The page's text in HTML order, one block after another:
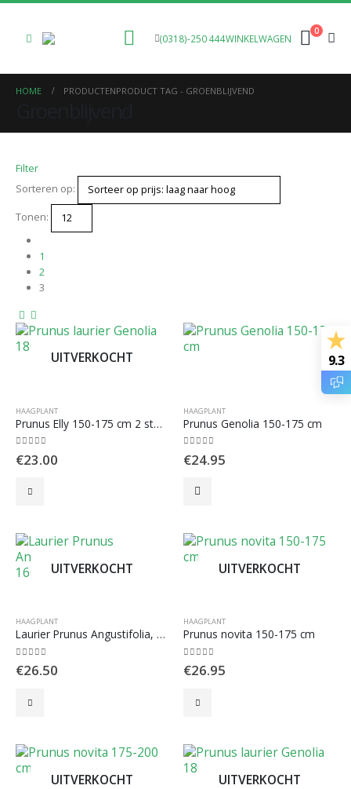
(0318)-250 444WINKELWAGEN
0
HOME PRODUCTENPRODUCT TAG - GROENBLIJVEND
Filter
Sorteren op:
Tonen:
1
2
3
UITVERKOCHT
HAAGPLANT
Prunus Elly 150-175 cm 2 stuks per meter
0out of 5
€23.00
HAAGPLANT
Prunus Genolia 150-175 cm
0out of 5
€24.95
UITVERKOCHT
HAAGPLANT
Laurier Prunus Angustifolia, maat 140-160 cm
0out of 5
€26.50
UITVERKOCHT
HAAGPLANT
Prunus novita 150-175 cm
0out of 5
€26.95
UITVERKOCHT UITVERKOCHT
9.3